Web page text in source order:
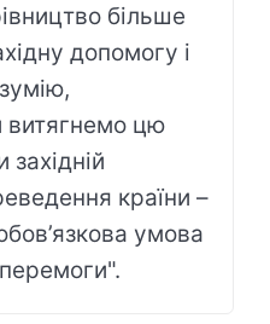
більше
допомогу і
витягнемо цю
країни –
умова